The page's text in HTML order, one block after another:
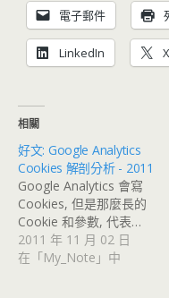
電子郵件
LinkedIn X
相關
好文: Google Analytics
Cookies 解剖分析 - 2011
Google Analytics 會寫
Cookies, 但是那麼長的
Cookie 和參數, 代表…
2011 年 11 月 02 日
在「My_Note」中